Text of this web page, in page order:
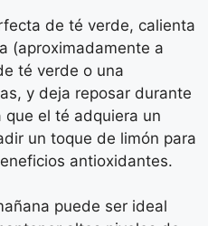
de té verde, calienta
(aproximadamente a
té verde o una
y deja reposar durante
el té adquiera un
un toque de limón para
antioxidantes.
puede ser ideal